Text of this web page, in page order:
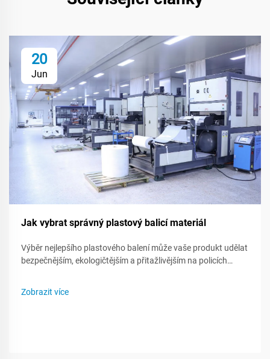
20
Jun
Jak vybrat správný plastový balicí materiál
Výběr nejlepšího plastového balení může vaše produkt udělat
bezpečnějším, ekologičtějším a přitažlivějším na policích
Zobrazit více